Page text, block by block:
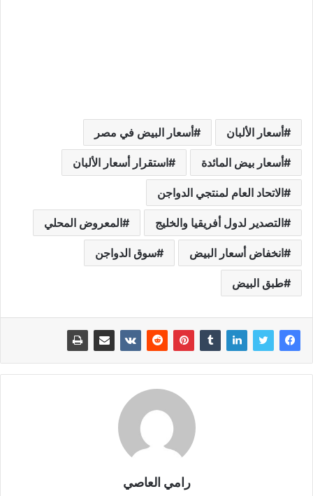
أسعار الألبان أسعار البيض في مصر
أسعار بيض المائدة استقرار أسعار الألبان
الاتحاد العام لمنتجي الدواجن
التصدير لدول أفريقيا والخليج المعروض المحلي
انخفاض أسعار البيض سوق الدواجن
طبق البيض
رامي العاصي